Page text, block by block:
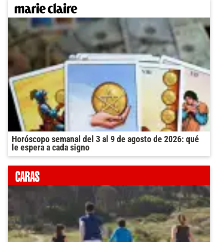
Horóscopo semanal del 3 al 9 de agosto de 2026: qué
le espera a cada signo